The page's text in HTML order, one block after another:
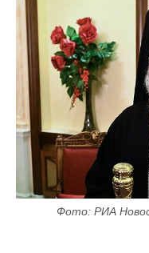
Фото: РИА